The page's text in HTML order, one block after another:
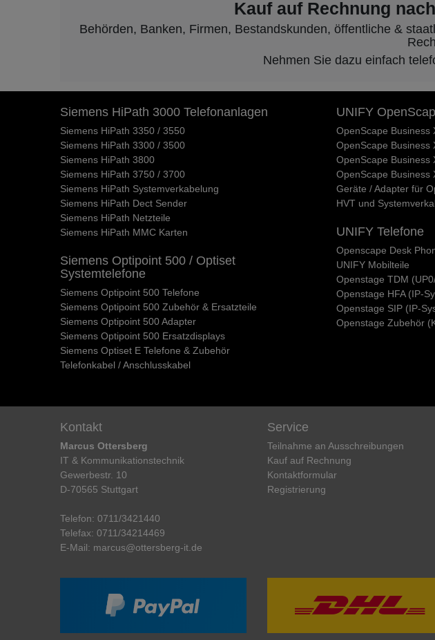
Kauf auf Rechnung
Behörden, Banken, Firmen, Bestandskunden, öffentliche &
Nehmen Sie dazu einfach
Siemens HiPath 3000 Telefonanlagen
Siemens HiPath 3350 / 3550
Siemens HiPath 3300 / 3500
Siemens HiPath 3800
Siemens HiPath 3750 / 3700
Siemens HiPath Systemverkabelung
Siemens HiPath Dect Sender
Siemens HiPath Netzteile
Siemens HiPath MMC Karten
Siemens Optipoint 500 / Optiset
Systemtelefone
Siemens Optipoint 500 Telefone
Siemens Optipoint 500 Zubehör & Ersatzteile
Siemens Optipoint 500 Adapter
Siemens Optipoint 500 Ersatzdisplays
Siemens Optiset E Telefone & Zubehör
Telefonkabel / Anschlusskabel
UNIFY
OpenScape Business
OpenScape Business
OpenScape Business
OpenScape Business
Geräte / Adapter für
HVT und
UNIFY Telefone
Openscape Desk
UNIFY Mobilteile
Openstage TDM
Openstage HFA (IP-
Openstage SIP (IP-
Openstage Zubehör
Kontakt
Marcus Ottersberg
IT & Kommunikationstechnik
Gewerbestr. 10
D-70565 Stuttgart
Telefon: 0711/3421440
Telefax: 0711/34214469
E-Mail: marcus@ottersberg-it.de
Service
Teilnahme an Ausschreibungen
Kauf auf Rechnung
Kontaktformular
Registrierung